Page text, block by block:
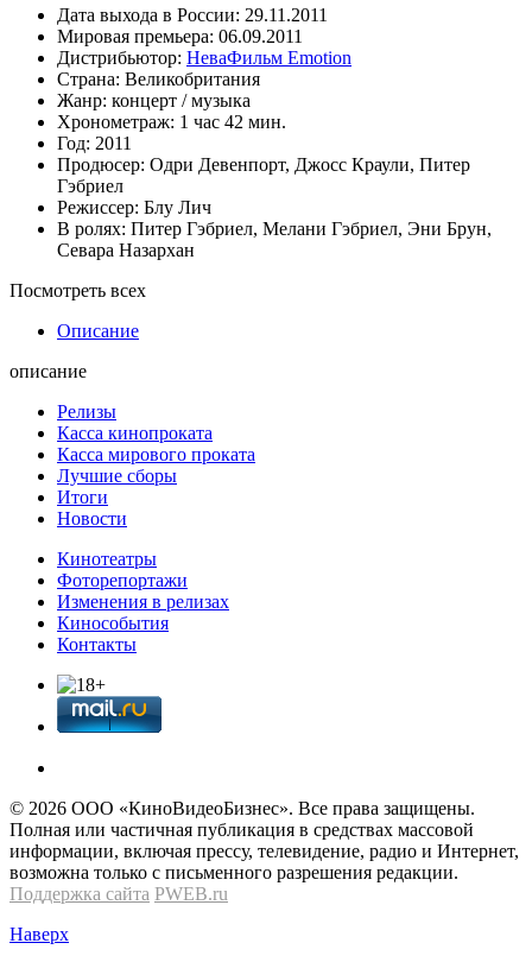
Дата выхода в России: 29.11.2011
Мировая премьера: 06.09.2011
Дистрибьютор: НеваФильм Emotion
Страна: Великобритания
Жанр: концерт /музыка
Хронометраж: 1 час 42 мин.
Год: 2011
Продюсер: Одри Девенпорт, Джосс Краули, Питер
Гэбриел
Режиссер: Блу Лич
В ролях: Питер Гэбриел, Мелани Гэбриел, Эни Брун,
Севара Назархан
Посмотреть всех
Описание
описание
Релизы
Касса кинопроката
Касса мирового проката
Лучшие сборы
Итоги
Новости
Кинотеатры
Фоторепортажи
Изменения в релизах
Кинособытия
Контакты
© 2026 OOО «КиноВидеоБизнес». Все права защищены.
Полная или частичная публикация в средствах массовой
информации, включая прессу, телевидение, радио и Интернет,
возможна только с письменного разрешения редакции.
Поддержка сайта PWEB.ru
Наверх